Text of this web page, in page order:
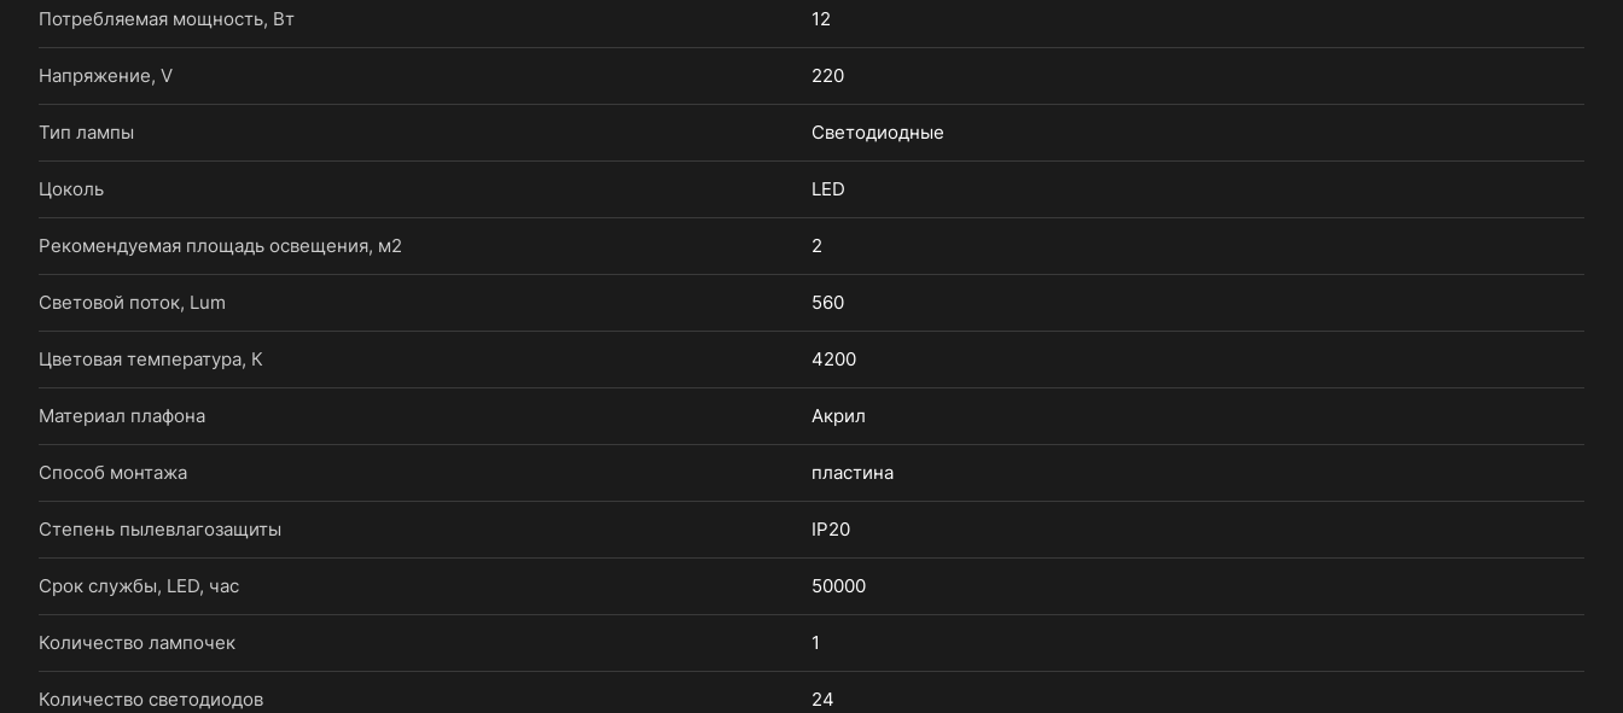
Потребляемая мощность, Вт 12
Напряжение, V 220
Тип лампы Светодиодные
Цоколь LED
Рекомендуемая площадь освещения, м2 2
Световой поток, Lum 560
Цветовая температура, К 4200
Материал плафона Акрил
Способ монтажа пластина
Степень пылевлагозащиты IP20
Срок службы, LED, час 50000
Количество лампочек 1
Количество светодиодов 24